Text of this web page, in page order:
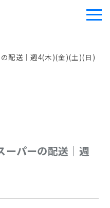
配送｜週4(木)(金)(土)(日)
パーの配送｜週